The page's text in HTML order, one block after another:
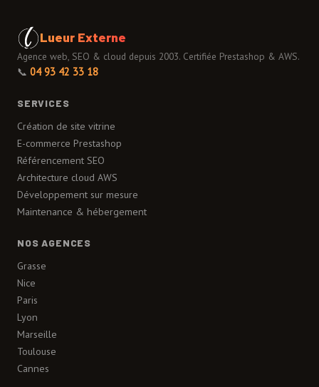
Lueur Externe
Agence web, SEO & cloud depuis 2003. Certifiée Prestashop & AWS.
📞 04 93 42 33 18
SERVICES
Création de site vitrine
E-commerce Prestashop
Référencement SEO
Architecture cloud AWS
Développement sur mesure
Maintenance & hébergement
NOS AGENCES
Grasse
Nice
Paris
Lyon
Marseille
Toulouse
Cannes